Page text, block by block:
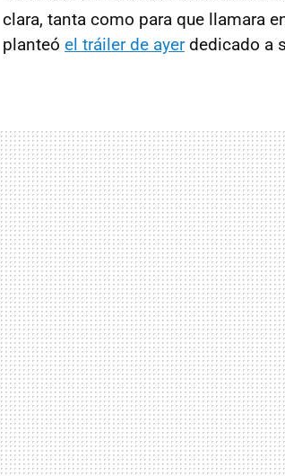
clara, tanta como para que llamara
planteó el tráiler de ayerdedicado a